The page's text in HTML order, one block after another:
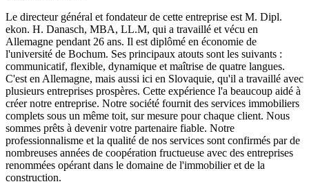
Le directeur général et fondateur de cette entreprise est M. Dipl.
ekon. H. Danasch, MBA, LL.M, qui a travaillé et vécu en
Allemagne pendant 26 ans. Il est diplômé en économie de
l'université de Bochum. Ses principaux atouts sont les suivants :
communicatif, flexible, dynamique et maîtrise de quatre langues.
C'est en Allemagne, mais aussi ici en Slovaquie, qu'il a travaillé avec
plusieurs entreprises prospères. Cette expérience l'a beaucoup aidé à
créer notre entreprise. Notre société fournit des services immobiliers
complets sous un même toit, sur mesure pour chaque client. Nous
sommes prêts à devenir votre partenaire fiable. Notre
professionnalisme et la qualité de nos services sont confirmés par de
nombreuses années de coopération fructueuse avec des entreprises
renommées opérant dans le domaine de l'immobilier et de la
construction.